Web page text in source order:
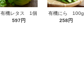
有機レタス 1個
597円
有機にら 100g
258円